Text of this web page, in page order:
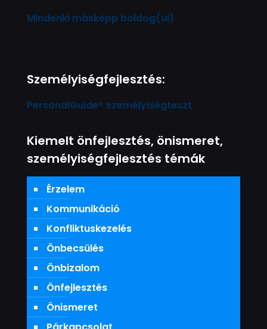
Mindenki másképp boldog(ul)
Személyiségfejlesztés:
PersonalGuide® személyiségteszt
Kiemelt önfejlesztés, önismeret,
személyiségfejlesztés témák
Érzelem
Kommunikáció
Konfliktuskezelés
Önbecsülés
Önbizalom
Önfejlesztés
Önismeret